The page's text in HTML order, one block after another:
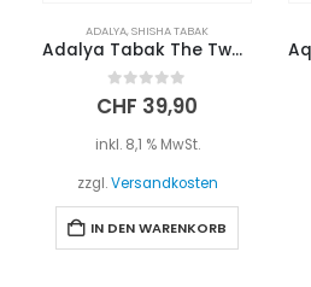
ADALYA,SHISHA TABAK
Adalya Tabak The Two Apples 200g
0out of 5
CHF 39,90
inkl. 8,1 % MwSt.
zzgl.Versandkosten
IN DEN WARENKORB